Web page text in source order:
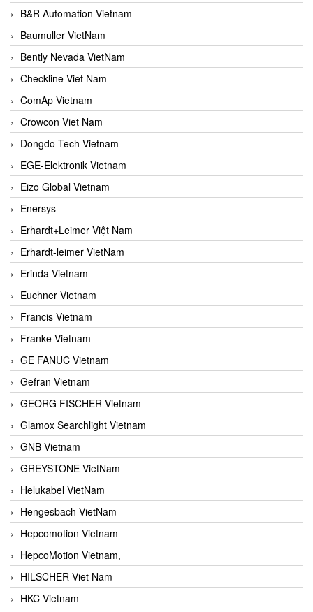
B&R Automation Vietnam
Baumuller VietNam
Bently Nevada VietNam
Checkline Viet Nam
ComAp Vietnam
Crowcon Viet Nam
Dongdo Tech Vietnam
EGE-Elektronik Vietnam
Eizo Global Vietnam
Enersys
Erhardt+Leimer Việt Nam
Erhardt-leimer VietNam
Erinda Vietnam
Euchner Vietnam
Francis Vietnam
Franke Vietnam
GE FANUC Vietnam
Gefran Vietnam
GEORG FISCHER Vietnam
Glamox Searchlight Vietnam
GNB Vietnam
GREYSTONE VietNam
Helukabel VietNam
Hengesbach VietNam
Hepcomotion Vietnam
HepcoMotion Vietnam,
HILSCHER Viet Nam
HKC Vietnam